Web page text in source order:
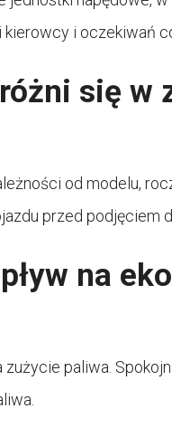
i oczekiwań
się w
od modelu,
przed podjęciem
na
paliwa.